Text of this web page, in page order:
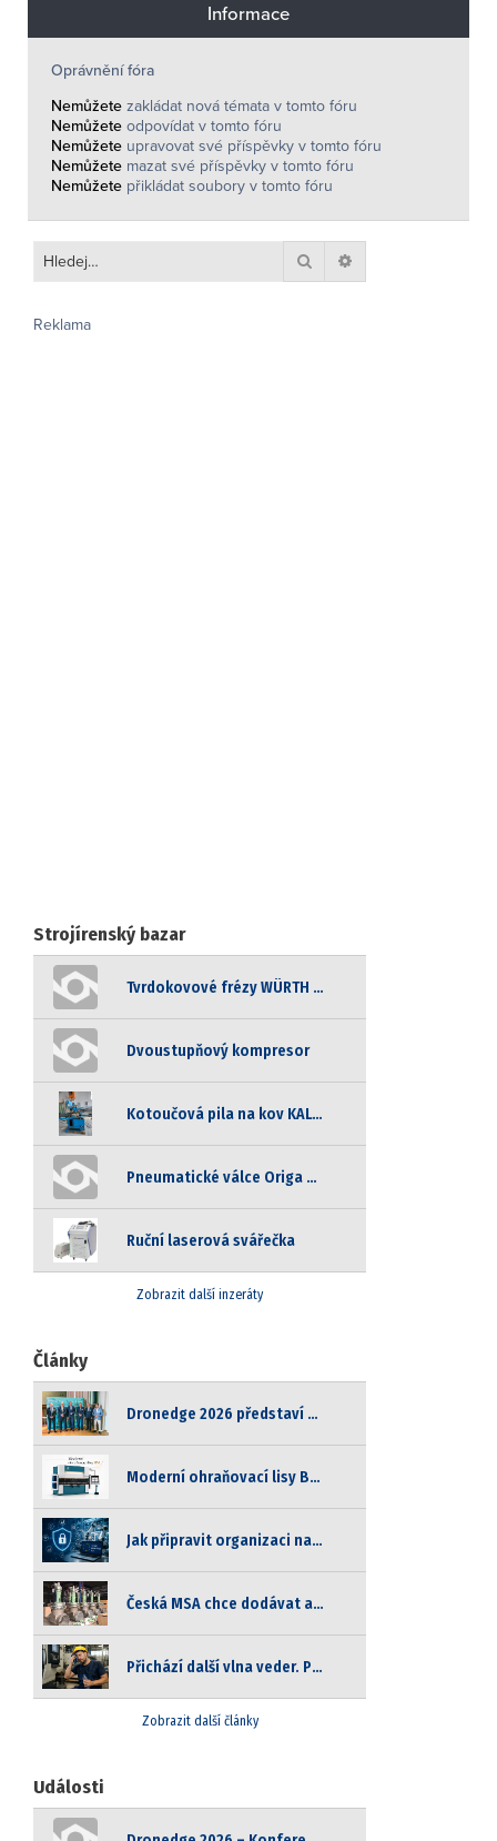
Informace
Oprávnění fóra
Nemůžete zakládat nová témata v tomto fóru
Nemůžete odpovídat v tomto fóru
Nemůžete upravovat své příspěvky v tomto fóru
Nemůžete mazat své příspěvky v tomto fóru
Nemůžete přikládat soubory v tomto fóru
Hledat
Reklama